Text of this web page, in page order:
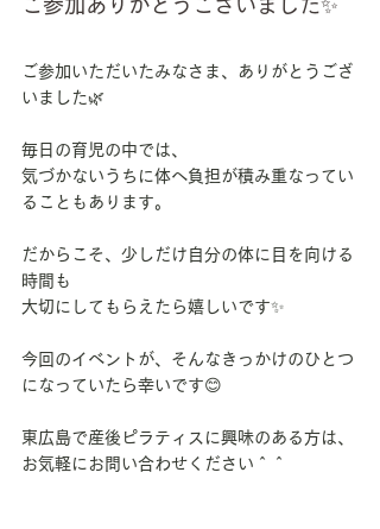
ご参加ありがとうございました✨
ご参加いただいたみなさま、ありがとうござ
いました🌿
毎日の育児の中では、
気づかないうちに体へ負担が積み重なってい
ることもあります。
だからこそ、少しだけ自分の体に目を向ける
時間も
大切にしてもらえたら嬉しいです✨
今回のイベントが、そんなきっかけのひとつ
になっていたら幸いです😊
東広島で産後ピラティスに興味のある方は、
お気軽にお問い合わせください＾＾